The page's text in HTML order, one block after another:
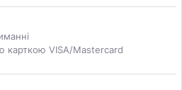
карткою VISA/Mastercard